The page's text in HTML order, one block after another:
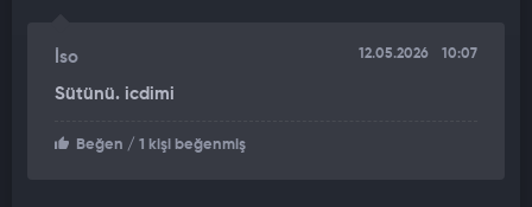
İso 12.05.2026 10:07
Sütünü. icdimi
Beğen / 1 kişi beğenmiş